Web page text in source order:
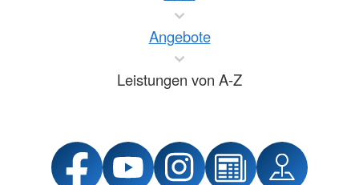
Angebote
Leistungen von A-Z